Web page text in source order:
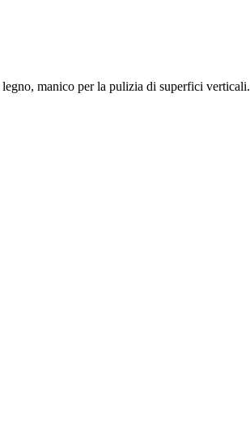
manico per la pulizia di superfici verticali.